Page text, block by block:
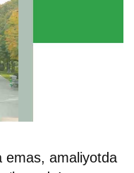
emas, amaliyotda